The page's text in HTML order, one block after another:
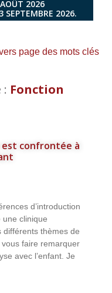
2026
SEPTEMBRE 2026.
page des mots clés
Fonction
est confrontée à
d’introduction
une clinique
thèmes de
vous faire remarquer
avec l’enfant. Je